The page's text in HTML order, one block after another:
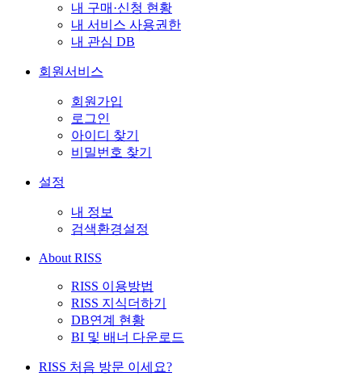
내 구매·신청 현황
내 서비스 사용권한
내 관심 DB
회원서비스
회원가입
로그인
아이디 찾기
비밀번호 찾기
설정
내 정보
검색환경설정
About RISS
RISS 이용방법
RISS 지식더하기
DB연계 현황
BI 및 배너 다운로드
RISS 처음 방문 이세요?